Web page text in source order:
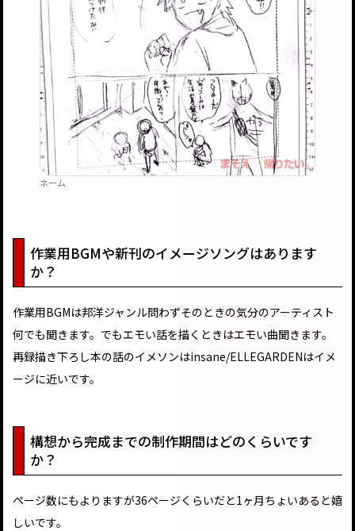
ネーム
作業用BGMや新刊のイメージソングはあります
か？
作業用BGMは邦洋ジャンル問わずそのときの気分のアーティスト
何でも聞きます。でもエモい話を描くときはエモい曲聞きます。
再録描き下ろし本の話のイメソンはinsane/ELLEGARDENはイメ
ージに近いです。
構想から完成までの制作期間はどのくらいです
か？
ページ数にもよりますが36ページくらいだと1ヶ月ちょいあると嬉
しいです。